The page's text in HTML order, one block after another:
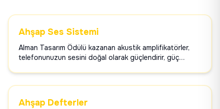
Ahşap Ses Sistemi
Alman Tasarım Ödülü kazanan akustik amplifikatörler,
telefonunuzun sesini doğal olarak güçlendirir, güç
Ahşap Defterler